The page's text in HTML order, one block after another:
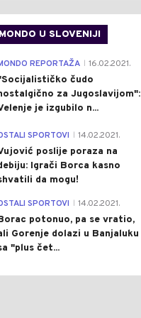
MONDO U SLOVENIJI
REPORTAŽA 16.02.2021.
čudo
za Jugoslavijom":
je izgubilo n...
SPORTOVI 14.02.2021.
poslije poraza na
Igrači Borca kasno
da mogu!
SPORTOVI 14.02.2021.
potonuo, pa se vratio,
Gorenje dolazi u Banjaluku
"plus čet...